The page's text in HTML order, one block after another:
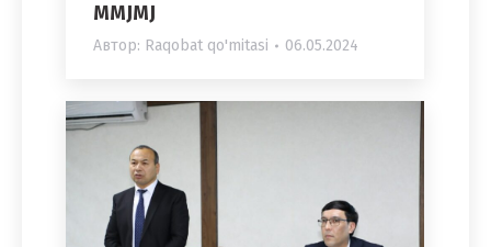
MMJMJ
Автор: Raqobat qo'mitasi 06.05.2024